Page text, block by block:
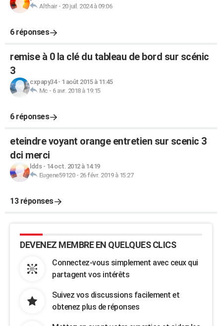
Althair- 20 juil. 2024 à 09:06
6 réponses
remise à 0 la clé du tableau de bord sur scénic
3
cxpapy34- 1 août 2015 à 11:45
Mc - 6 avr. 2018 à 19:15
6 réponses
eteindre voyant orange entretien sur scenic 3
dci merci
ldds- 14 oct. 2012 à 14:19
Eugene59120- 26 févr. 2019 à 15:27
13 réponses
DEVENEZ MEMBRE EN QUELQUES CLICS
Connectez-vous simplement avec ceux qui
partagent vos intérêts
Suivez vos discussions facilement et
obtenez plus de réponses